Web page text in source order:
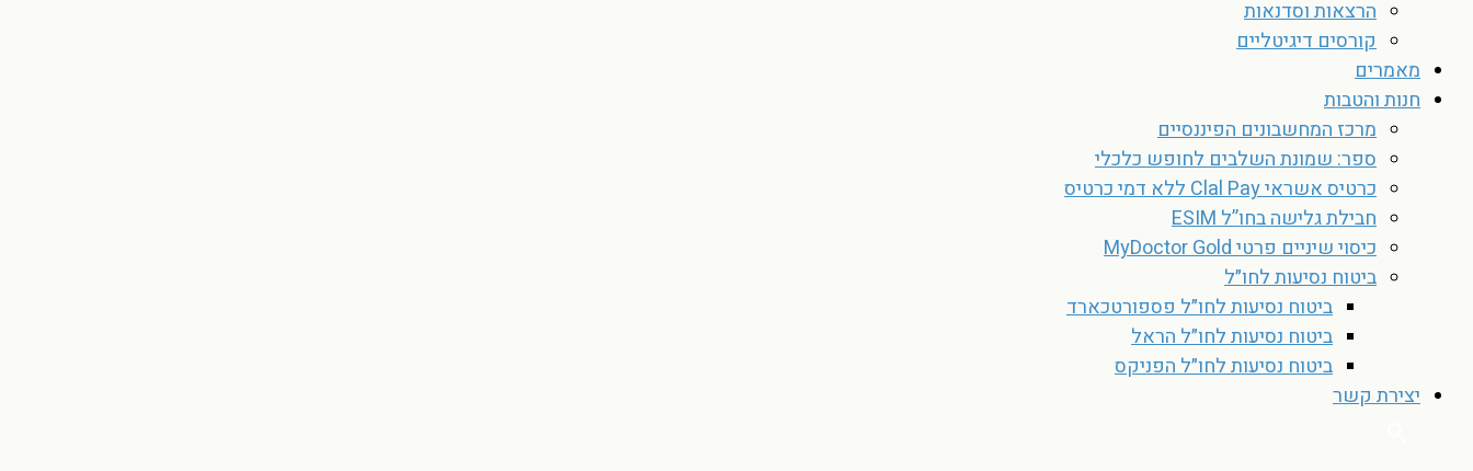
הרצאות וסדנאות
קורסים דיגיטליים
מאמרים
חנות והטבות
מרכז המחשבונים הפיננסיים
ספר: שמונת השלבים לחופש כלכלי
כרטיס אשראי Clal Pay ללא דמי כרטיס
חבילת גלישה בחו”ל ESIM
כיסוי שיניים פרטי MyDoctor Gold
ביטוח נסיעות לחו״ל
ביטוח נסיעות לחו״ל פספורטכארד
ביטוח נסיעות לחו״ל הראל
ביטוח נסיעות לחו״ל הפניקס
יצירת קשר